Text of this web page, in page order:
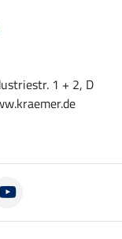
1 + 2, D